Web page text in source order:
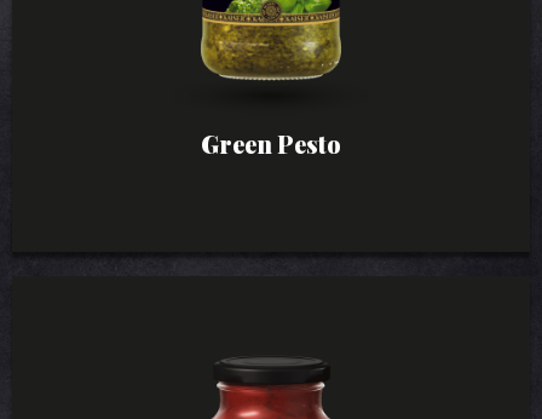
Green Pesto